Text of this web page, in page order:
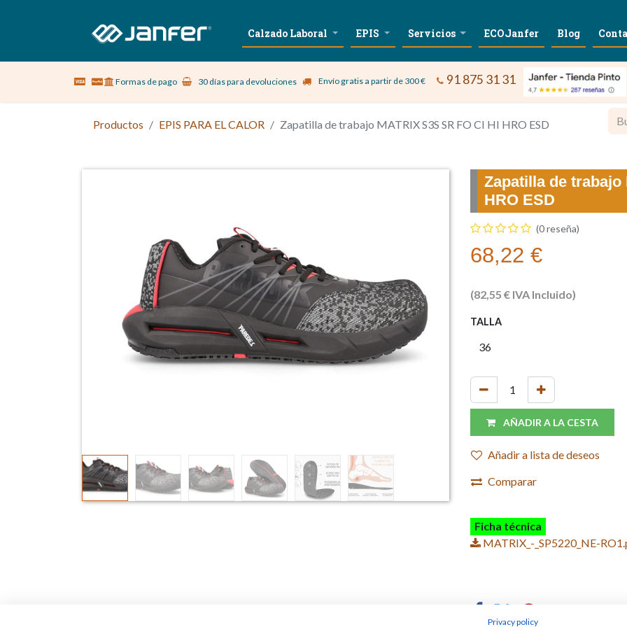
Sobre nosotros Vestuario Laboral Calzado Laboral EPIS Servicios ECOJanfer Blog
Formas de pago 30 días para devoluciones Envío gratis a partir de 300 € 91 875 31 31
Productos EPIS PARA EL CALOR Zapatilla de trabajo MATRIX S3S SR FO CI HI HRO ESD
Zapatilla de trabajo
HRO ESD
(0 reseña)
68,22 €
(82,55 € IVA Incluido)
TALLA
AÑADIR A LA CESTA
Añadir a lista de deseos
Comparar
Ficha técnica
MATRIX_-_SP5220_NE-
Privacy policy